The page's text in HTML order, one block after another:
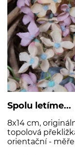
Spolu letíme...
8x14 cm,
topolová
orientační -